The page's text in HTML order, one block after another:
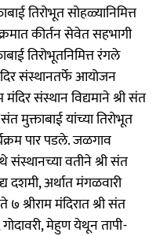
तिरोभूत सोहळ्यानिमित्त
कीर्तन सेवेत सहभागी
तिरोभूतनिमित्त रंगले
संस्थानतर्फे आयोजन
संस्थान विद्यमाने श्री संत
मुक्ताबाई यांच्या तिरोभूत
पार पडले. जळगाव
संस्थानच्या वतीने श्री संत
दशमी, अर्थात मंगळवारी
श्रीराम मंदिरात श्री संत
गोदावरी, मेहुण येथून तापी-